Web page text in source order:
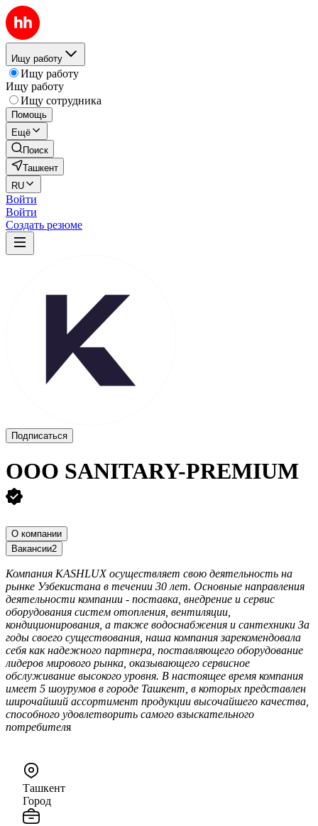
Ищу работу
Ищу работу
Ищу работу
Ищу сотрудника
Помощь
Ещё
Поиск
Ташкент
RU
Войти
Войти
Создать резюме
Подписаться
ООО SANITARY-PREMIUM
О компании
Вакансии2
Компания KASHLUX осуществляет свою деятельность на
рынке Узбекистана в течении 30 лет. Основные направления
деятельности компании - поставка, внедрение и сервис
оборудования систем отопления, вентиляции,
кондиционирования, а также водоснабжения и сантехники За
годы своего существования, наша компания зарекомендовала
себя как надежного партнера, поставляющего оборудование
лидеров мирового рынка, оказывающего сервисное
обслуживание высокого уровня. В настоящее время компания
имеет 5 шоурумов в городе Ташкент, в которых представлен
широчайший ассортимент продукции высочайшего качества,
способного удовлетворить самого взыскательного
потребителя
Ташкент
Город